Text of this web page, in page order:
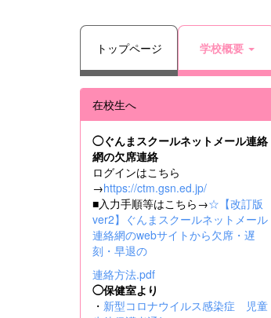
トップページ 学校概要
在校生へ
◯ぐんまスクールネットメール連絡
網の欠席連絡
ログインはこちら
→https://ctm.gsn.ed.jp/
■入力手順等はこちら→☆【改訂版
ver2】ぐんまスクールネットメール
連絡網のwebサイトから欠席・遅
刻・早退の
連絡方法.pdf
◯保健室より
・ 新型コロナウイルス感染症 児童